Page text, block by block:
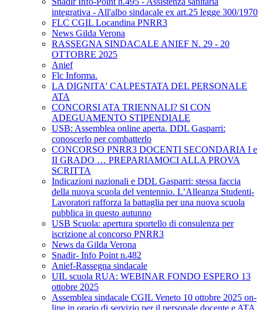
integrativa - All'albo sindacale ex art.25 legge 300/1970
FLC CGIL Locandina PNRR3
News Gilda Verona
RASSEGNA SINDACALE ANIEF N. 29 - 20
OTTOBRE 2025
Anief
Flc Informa.
LA DIGNITA' CALPESTATA DEL PERSONALE
ATA
CONCORSI ATA TRIENNALI? SI CON
ADEGUAMENTO STIPENDIALE
USB: Assemblea online aperta. DDL Gasparri:
conoscerlo per combatterlo
CONCORSO PNRR3 DOCENTI SECONDARIA I e
II GRADO … PREPARIAMOCI ALLA PROVA
SCRITTA
Indicazioni nazionali e DDL Gasparri: stessa faccia
della nuova scuola del ventennio. L’Alleanza Studenti-
Lavoratori rafforza la battaglia per una nuova scuola
pubblica in questo autunno
USB Scuola: apertura sportello di consulenza per
iscrizione al concorso PNRR3
News da Gilda Verona
Snadir- Info Point n.482
Anief-Rassegna sindacale
UIL scuola RUA: WEBINAR FONDO ESPERO 13
ottobre 2025
Assemblea sindacale CGIL Veneto 10 ottobre 2025 on-